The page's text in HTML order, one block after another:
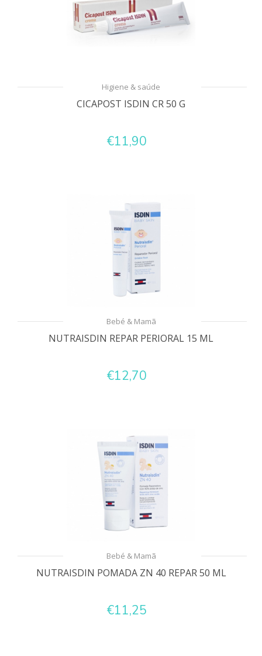
Higiene & saúde
CICAPOST ISDIN CR 50 G
€11,90
Bebé & Mamã
NUTRAISDIN REPAR PERIORAL 15 ML
€12,70
Bebé & Mamã
NUTRAISDIN POMADA ZN 40 REPAR 50 ML
€11,25